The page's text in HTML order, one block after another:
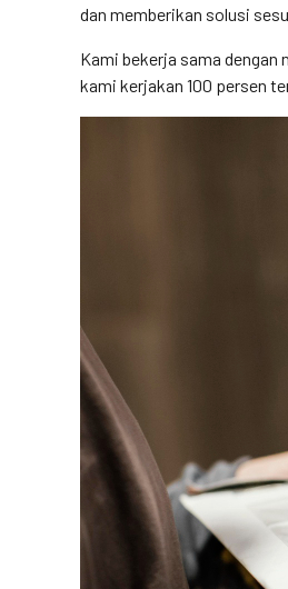
dan memberikan solusi
Kami bekerja sama dengan
kami kerjakan 100 persen